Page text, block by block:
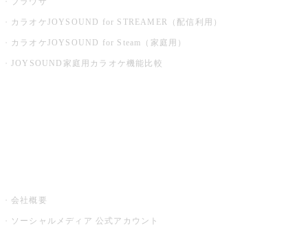
カラオケJOYSOUND for STREAMER（配信利用）
カラオケJOYSOUND for Steam（家庭用）
JOYSOUND家庭用カラオケ機能比較
会社概要
ソーシャルメディア 公式アカウント